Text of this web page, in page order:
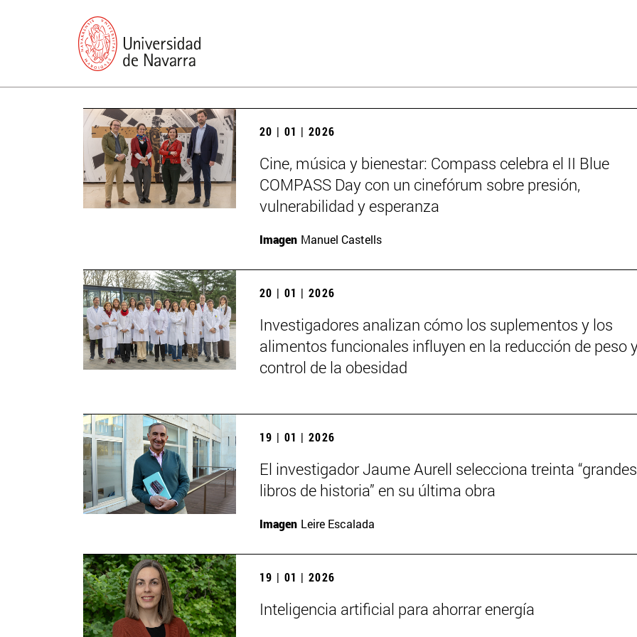
20 | 01 | 2026
Cine, música y bienestar: Compass celebra el II Blue
COMPASS Day con un cinefórum sobre presión,
vulnerabilidad y esperanza
Imagen Manuel Castells
20 | 01 | 2026
Investigadores analizan cómo los suplementos y los
alimentos funcionales influyen en la reducción de peso
control de la obesidad
19 | 01 | 2026
El investigador Jaume Aurell selecciona treinta “grandes
libros de historia” en su última obra
Imagen Leire Escalada
19 | 01 | 2026
Inteligencia artificial para ahorrar energía